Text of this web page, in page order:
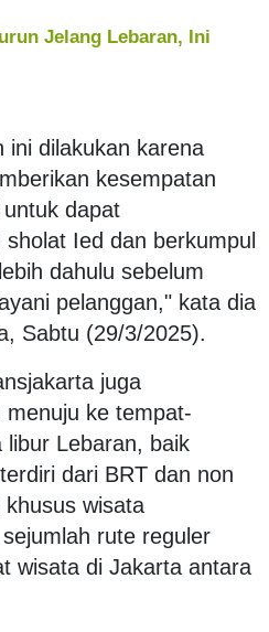
Jelang Lebaran, Ini
ini dilakukan karena
kesempatan
dapat
Ied dan berkumpul
dahulu sebelum
pelanggan," kata dia
Sabtu (29/3/2025).
juga
menuju ke tempat-
Lebaran, baik
dari BRT dan non
wisata
rute reguler
wisata di Jakarta antara